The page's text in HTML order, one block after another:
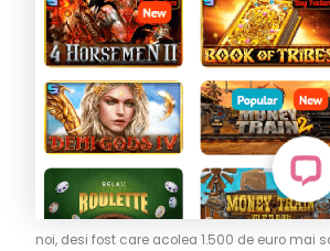
noi, desi fost care acolea 1.500 de euro mai